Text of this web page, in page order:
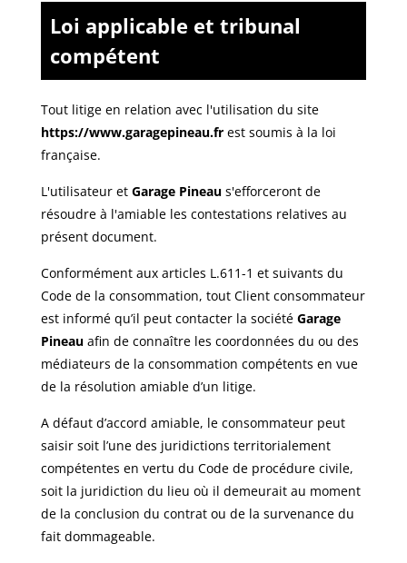
Loi applicable et tribunal
compétent
Tout litige en relation avec l'utilisation du site
https://www.garagepineau.fr est soumis à la loi
française.
L'utilisateur et Garage Pineau s'efforceront de
résoudre à l'amiable les contestations relatives au
présent document.
Conformément aux articles L.611-1 et suivants du
Code de la consommation, tout Client consommateur
est informé qu’il peut contacter la société Garage
Pineau afin de connaître les coordonnées du ou des
médiateurs de la consommation compétents en vue
de la résolution amiable d’un litige.
A défaut d’accord amiable, le consommateur peut
saisir soit l’une des juridictions territorialement
compétentes en vertu du Code de procédure civile,
soit la juridiction du lieu où il demeurait au moment
de la conclusion du contrat ou de la survenance du
fait dommageable.